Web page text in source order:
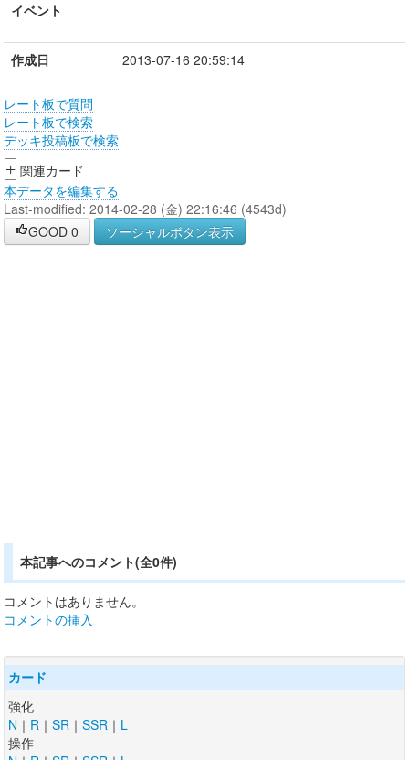
イベント
作成日 2013-07-16 20:59:14
レート板で質問
レート板で検索
デッキ投稿板で検索
+ 関連カード
本データを編集する
Last-modified: 2014-02-28 (金) 22:16:46 (4543d)
GOOD 0 ソーシャルボタン表示
本記事へのコメント(全0件)
コメントはありません。
コメントの挿入
カード
強化
N ｜ R ｜ SR ｜ SSR ｜ L
操作